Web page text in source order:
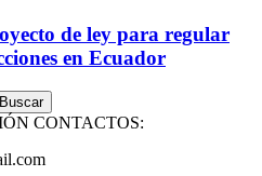
de ley para regular
en Ecuador
CONTACTOS: